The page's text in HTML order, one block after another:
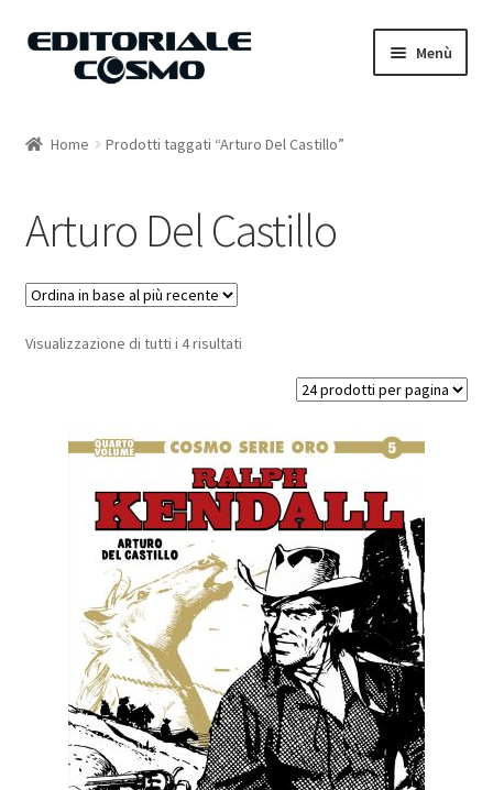
Vai
Vai
Menù
Carrello
Il mio account
Home Prodotti taggati “Arturo Del Castillo”
Arturo Del Castillo
Visualizzazione di tutti i 4 risultati